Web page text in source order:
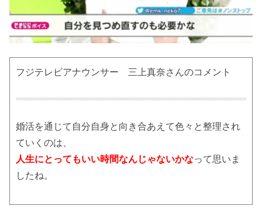
フジテレビアナウンサー 三上真奈さんのコメント
婚活を通じて自分自身と向き合あえて色々と整理され
ていくのは、
人生にとってもいい時間なんじゃないかなって思いま
したね。